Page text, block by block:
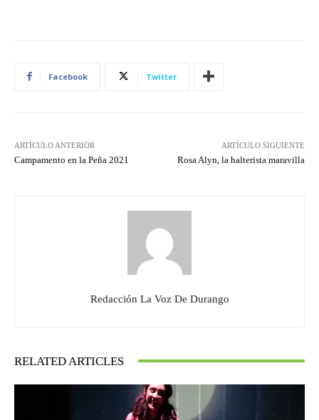
Facebook Twitter
ARTÍCULO ANTERIOR
Campamento en la Peña 2021
ARTÍCULO SIGUIENTE
Rosa Alyn, la halterista maravilla
Redacción La Voz De Durango
RELATED ARTICLES